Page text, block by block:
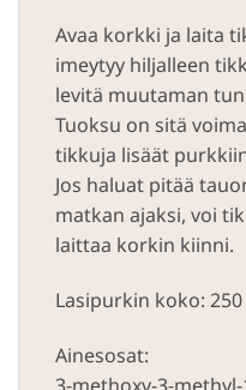
Avaa korkki ja laita
imeytyy hiljalleen
levitä muutaman
Tuoksu on sitä
tikkuja lisäät
Jos haluat pitää
matkan ajaksi, voi
laittaa korkin kiinni.
Lasipurkin koko:
Ainesosat: